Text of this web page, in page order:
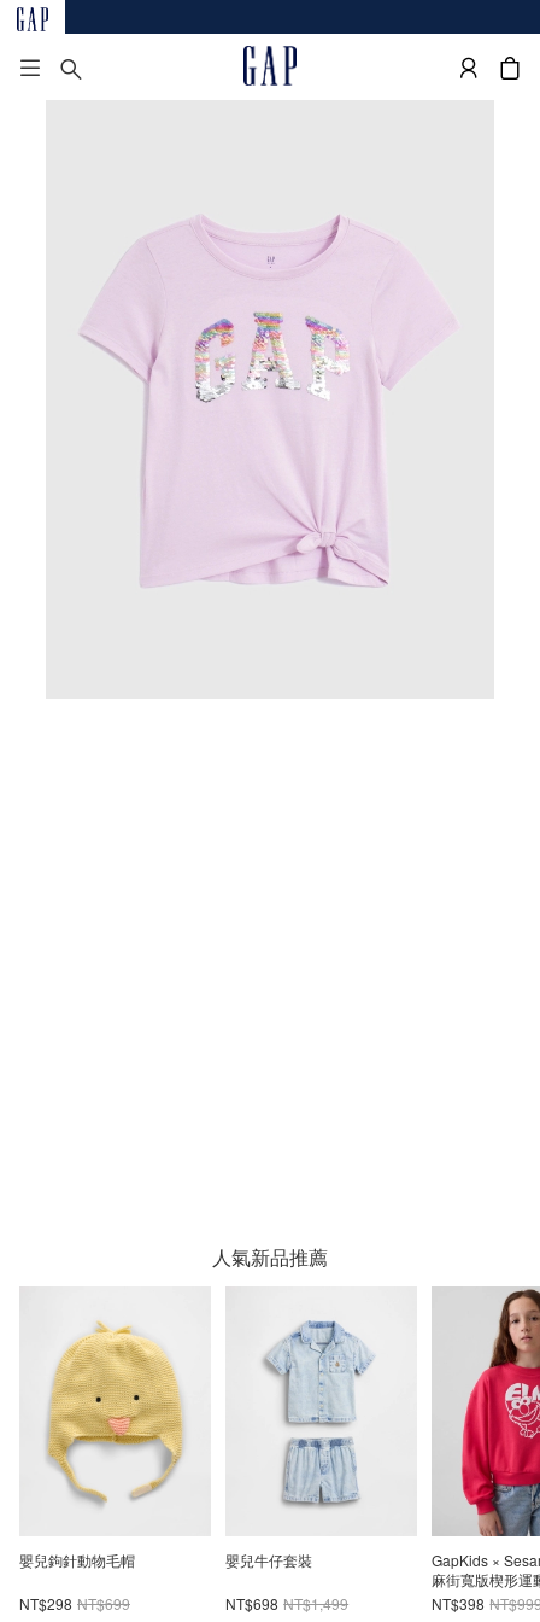
人氣新品推薦
GapKids × Sesame Street芝
NT$398 NT$999
嬰兒及幼兒愛心牛仔外套
NT$1,019 NT$1,699
Gap Logo 四分
NT$167